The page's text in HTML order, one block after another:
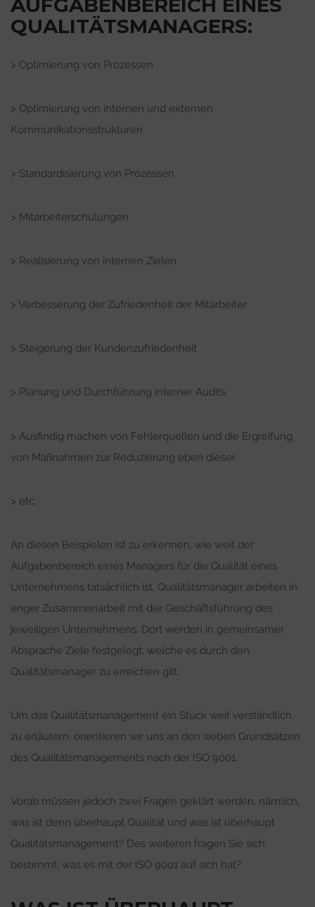
QUALITÄTSMANAGERS:
> Optimierung von Prozessen
> Optimierung von internen und externen
Kommunikationsstrukturen
> Standardisierung von Prozessen
> Mitarbeiterschulungen
> Realisierung von internen Zielen
> Verbesserung der Zufriedenheit der Mitarbeiter
> Steigerung der Kundenzufriedenheit
> Planung und Durchführung interner Audits
> Ausfindig machen von Fehlerquellen und die Ergreifung
von Maßnahmen zur Reduzierung eben dieser
> etc.
An diesen Beispielen ist zu erkennen, wie weit der
Aufgabenbereich eines Managers für die Qualität eines
Unternehmens tatsächlich ist. Qualitätsmanager arbeiten in
enger Zusammenarbeit mit der Geschäftsführung des
jeweiligen Unternehmens. Dort werden in gemeinsamer
Absprache Ziele festgelegt, welche es durch den
Qualitätsmanager zu erreichen gilt.
Um das Qualitätsmanagement ein Stück weit verständlich
zu erläutern, orientieren wir uns an den sieben Grundsätzen
des Qualitätsmanagements nach der ISO 9001.
Vorab müssen jedoch zwei Fragen geklärt werden, nämlich,
was ist denn überhaupt Qualität und was ist überhaupt
Qualitätsmanagement? Des weiteren fragen Sie sich
bestimmt, was es mit der ISO 9001 auf sich hat?